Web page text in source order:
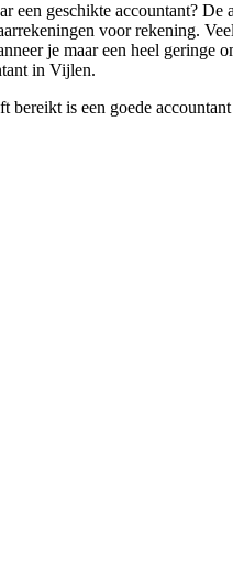
een geschikte accountant?
voor rekening.
je maar een heel geringe
in Vijlen.
bereikt is een goede